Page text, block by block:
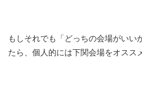
もしそれでも「どっちの会場がいい
たら、個人的には下関会場をオスス